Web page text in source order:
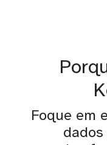
Foque em